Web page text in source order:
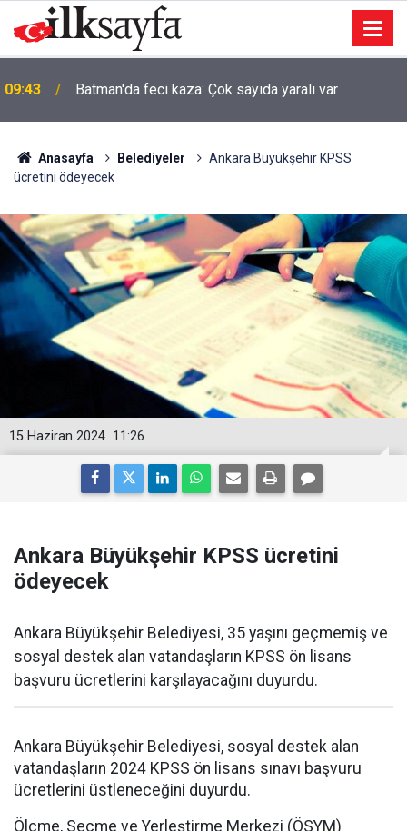
09:43 Batman'da feci kaza: Çok sayıda yaralı var
Anasayfa Belediyeler
Ankara Büyükşehir KPSS
ücretini ödeyecek
11:26
15 Haziran 2024
Ankara Büyükşehir KPSS ücretini
ödeyecek
Ankara Büyükşehir Belediyesi, 35 yaşını geçmemiş ve
sosyal destek alan vatandaşların KPSS ön lisans
başvuru ücretlerini karşılayacağını duyurdu.
Ankara Büyükşehir Belediyesi, sosyal destek alan
vatandaşların 2024 KPSS ön lisans sınavı başvuru
ücretlerini üstleneceğini duyurdu.
Ölçme, Seçme ve Yerleştirme Merkezi (ÖSYM)